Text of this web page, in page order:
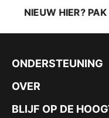
NIEUW HIER?
ONDERSTEUNING
OVER
BLIJF OP DE